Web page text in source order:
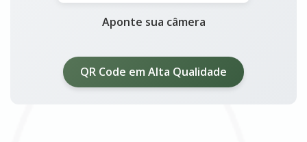
Aponte sua câmera
QR Code em Alta Qualidade